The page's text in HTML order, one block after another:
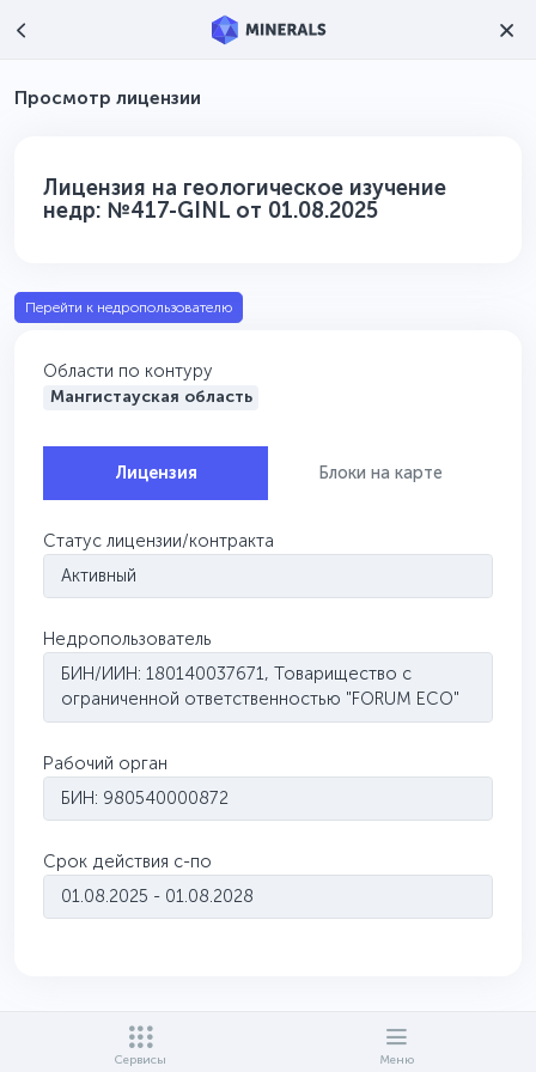
Просмотр лицензии
Сервисы Меню
Лицензия на геологическое изучение
недр: №417-GINL от 01.08.2025
Перейти к недропользователю
Области по контуру
Мангистауская область
Лицензия Блоки на карте
Статус лицензии/контракта
Активный
Недропользователь
БИН/ИИН: 180140037671, Товарищество с
ограниченной ответственностью "FORUM ECO"
Рабочий орган
БИН: 980540000872
Срок действия с-по
01.08.2025 - 01.08.2028